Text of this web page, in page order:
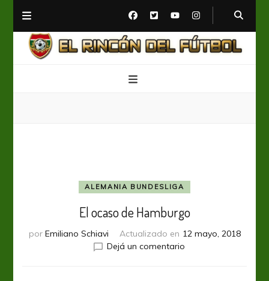
ALEMANIA BUNDESLIGA
El ocaso de Hamburgo
por Emiliano Schiavi Actualizado en 12 mayo, 2018
Dejá un comentarioen